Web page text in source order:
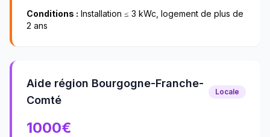
Conditions : Installation ≤ 3 kWc, logement de plus de
2 ans
Aide région Bourgogne-Franche-
Comté
Locale
1000€